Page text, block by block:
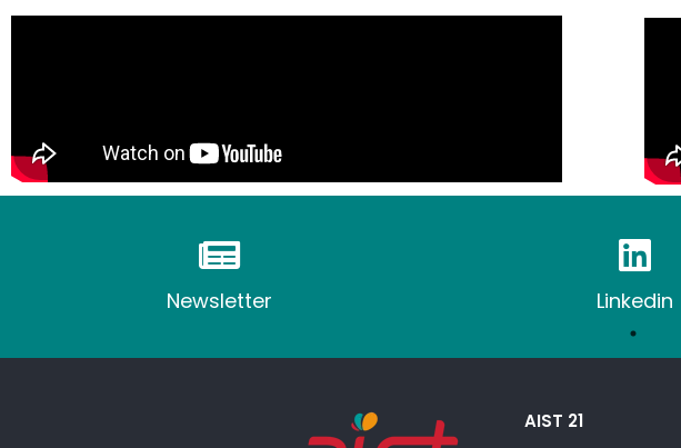
Newsletter Linkedin
AIST 21